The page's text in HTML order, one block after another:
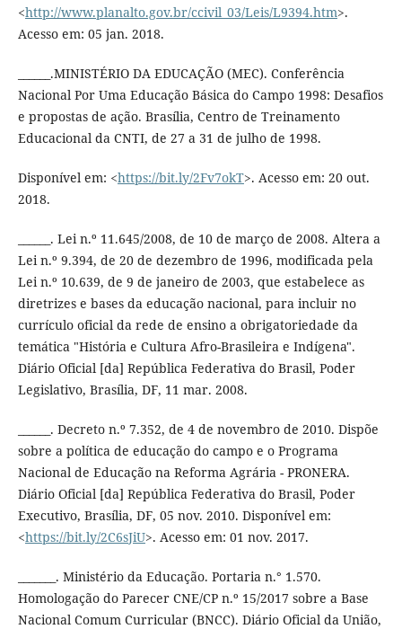
<http://www.planalto.gov.br/ccivil_03/Leis/L9394.htm>.
Acesso em: 05 jan. 2018.
______.MINISTÉRIO DA EDUCAÇÃO (MEC). Conferência
Nacional Por Uma Educação Básica do Campo 1998: Desafios
e propostas de ação. Brasília, Centro de Treinamento
Educacional da CNTI, de 27 a 31 de julho de 1998.
Disponível em: <https://bit.ly/2Fv7okT>. Acesso em: 20 out.
2018.
______. Lei n.º 11.645/2008, de 10 de março de 2008. Altera a
Lei n.º 9.394, de 20 de dezembro de 1996, modificada pela
Lei n.º 10.639, de 9 de janeiro de 2003, que estabelece as
diretrizes e bases da educação nacional, para incluir no
currículo oficial da rede de ensino a obrigatoriedade da
temática "História e Cultura Afro-Brasileira e Indígena".
Diário Oficial [da] República Federativa do Brasil, Poder
Legislativo, Brasília, DF, 11 mar. 2008.
______. Decreto n.º 7.352, de 4 de novembro de 2010. Dispõe
sobre a política de educação do campo e o Programa
Nacional de Educação na Reforma Agrária - PRONERA.
Diário Oficial [da] República Federativa do Brasil, Poder
Executivo, Brasília, DF, 05 nov. 2010. Disponível em:
<https://bit.ly/2C6sJiU>. Acesso em: 01 nov. 2017.
_______. Ministério da Educação. Portaria n.° 1.570.
Homologação do Parecer CNE/CP n.º 15/2017 sobre a Base
Nacional Comum Curricular (BNCC). Diário Oficial da União,